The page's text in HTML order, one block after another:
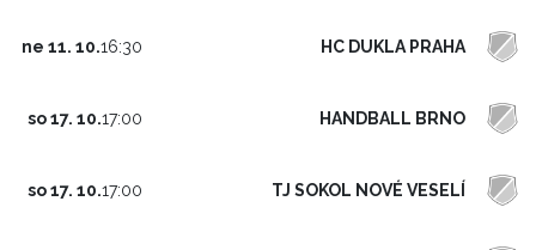
ne 11. 10.16:30 HC DUKLA PRAHA
so 17. 10.17:00 HANDBALL BRNO
so 17. 10.17:00 TJ SOKOL NOVÉ VESELÍ